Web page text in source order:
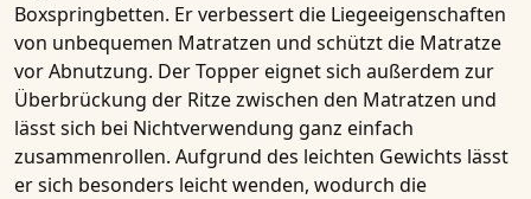
Boxspringbetten. Er verbessert die Liegeeigenschaften
von unbequemen Matratzen und schützt die Matratze
vor Abnutzung. Der Topper eignet sich außerdem zur
Überbrückung der Ritze zwischen den Matratzen und
lässt sich bei Nichtverwendung ganz einfach
zusammenrollen. Aufgrund des leichten Gewichts lässt
er sich besonders leicht wenden, wodurch die